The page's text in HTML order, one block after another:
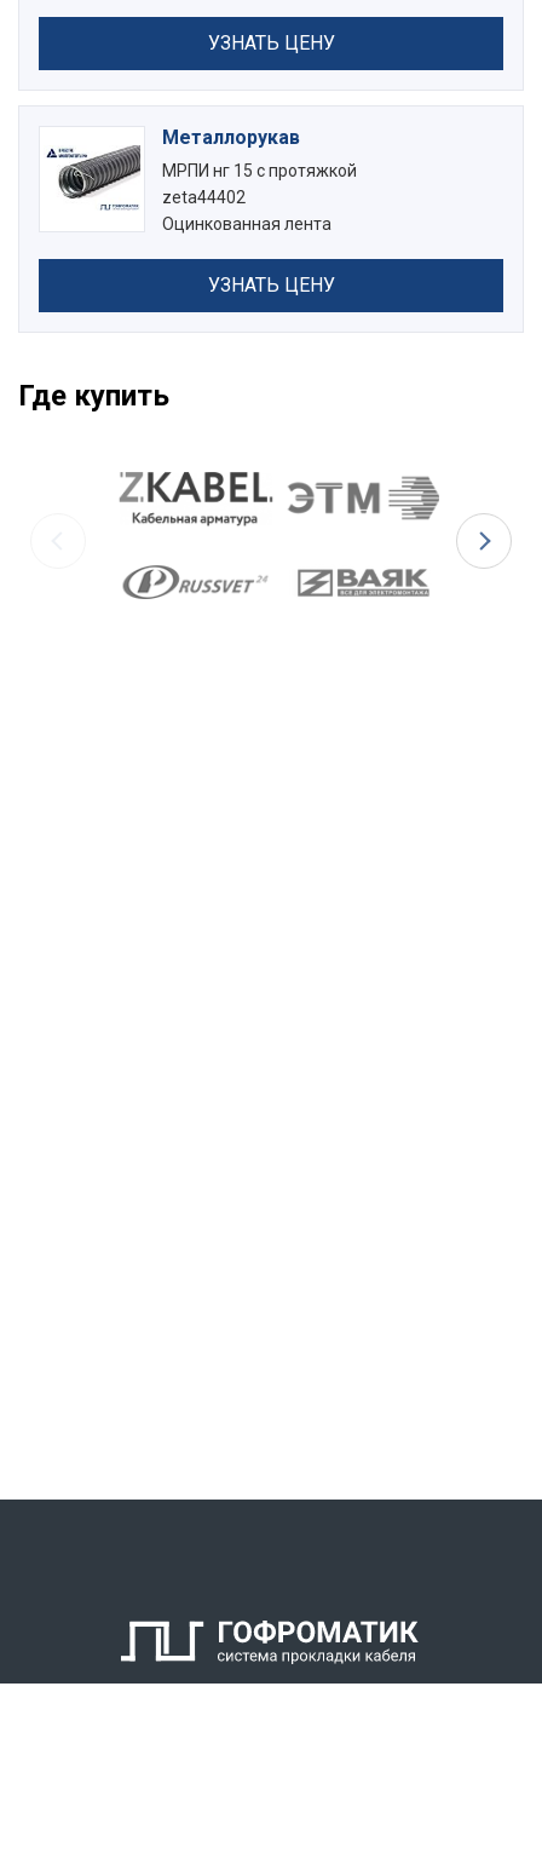
УЗНАТЬ ЦЕНУ
Металлорукав
МРПИ нг 15 с протяжкой
zeta44402
Оцинкованная лента
УЗНАТЬ ЦЕНУ
Где купить